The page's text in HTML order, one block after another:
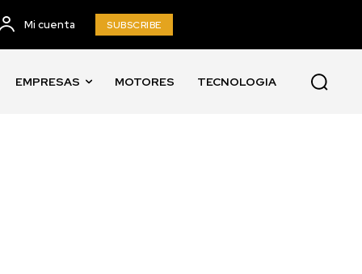
Mi cuenta SUBSCRIBE
EMPRESAS MOTORES TECNOLOGIA